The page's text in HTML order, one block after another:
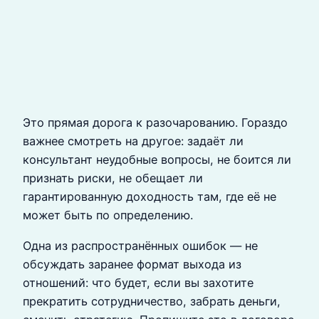
Это прямая дорога к разочарованию. Гораздо
важнее смотреть на другое: задаёт ли
консультант неудобные вопросы, не боится ли
признать риски, не обещает ли
гарантированную доходность там, где её не
может быть по определению.
Одна из распространённых ошибок — не
обсуждать заранее формат выхода из
отношений: что будет, если вы захотите
прекратить сотрудничество, забрать деньги,